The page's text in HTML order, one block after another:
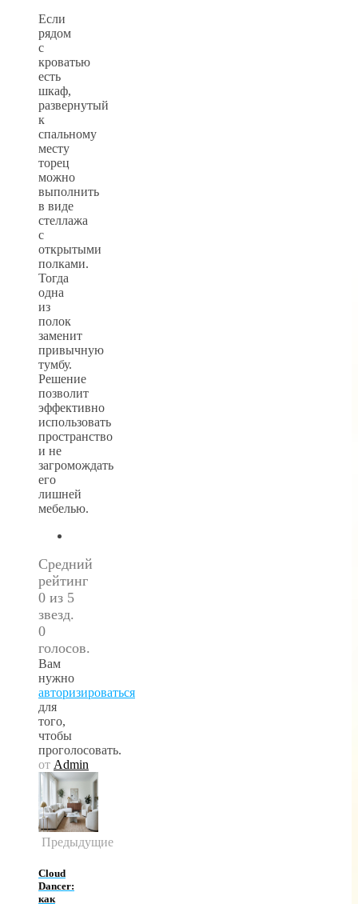
Если
рядом
с
кроватью
есть
шкаф,
развернутый
к
спальному
месту
торец
можно
выполнить
в виде
стеллажа
с
открытыми
полками.
Тогда
одна
из
полок
заменит
привычную
тумбу.
Решение
позволит
эффективно
использовать
пространство
и не
загромождать
его
лишней
мебелью.
Средний
рейтинг
0 из 5
звезд.
0
голосов.
Вам
нужно
авторизироваться
для
того,
чтобы
проголосовать.
от Admin
Предыдущие
Cloud
Dancer:
как